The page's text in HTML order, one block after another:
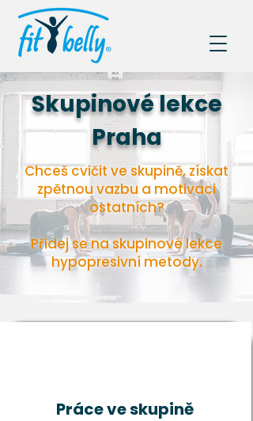
Skupinové lekce
Praha
Chceš cvičit ve skupině, získat
zpětnou vazbu a motivaci
ostatních?
Přidej se na skupinové lekce
hypopresivní metody.
Práce ve skupině